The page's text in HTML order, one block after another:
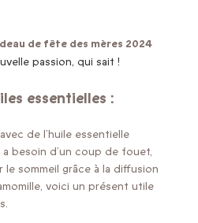
de fête des mères 2024
passion, qui sait !
essentielles :
de l’huile essentielle
a besoin d’un coup de fouet,
le sommeil grâce à la diffusion
voici un présent utile